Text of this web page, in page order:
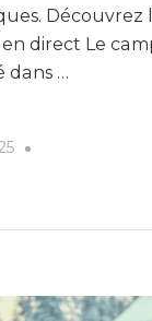
Découvrez
en direct Le
dans …